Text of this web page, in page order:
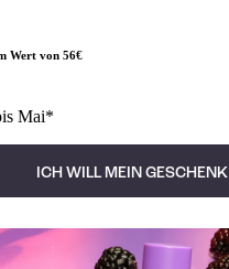
Wert von 56€
Mai*
ICH WILL MEIN GESCHENK